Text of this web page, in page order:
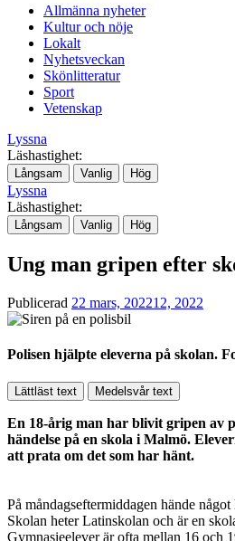
Allmänna nyheter
Kultur och nöje
Lokalt
Nyhetsveckan
Skönlitteratur
Sport
Vetenskap
Lyssna
Läshastighet:
Långsam Vanlig Hög
Lyssna
Läshastighet:
Långsam Vanlig Hög
Ung man gripen efter
Publicerad 22 mars, 202212, 2022
Polisen hjälpte eleverna på skolan.
Lättläst text Medelsvår text
En 18-årig man har blivit gripen av
händelse på en skola i Malmö.
att prata om det som har hänt.
På måndagseftermiddagen hände
Skolan heter Latinskolan och är en
Gymnasieelever är ofta mellan 16 och